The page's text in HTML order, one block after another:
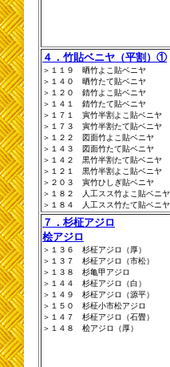
４．竹貼ベニヤ（平割）①
＞１１９ 晒竹よこ貼ベニヤ
＞１４０ 晒竹たて貼ベニヤ
＞１２０ 錆竹よこ貼ベニヤ
＞１４１ 錆竹たて貼ベニヤ
＞１７１ 寅竹半割よこ貼ベニヤ
＞１７３ 寅竹半割たて貼ベニヤ
＞１２２ 図面竹よこ貼ベニヤ
＞１４３ 図面竹たて貼ベニヤ
＞１４２ 黒竹半割たて貼ベニヤ
＞１２１ 黒竹半割よこ貼ベニヤ
＞２０３ 寅竹ひしぎ貼ベニヤ
＞１８２ 人工スス竹よこ貼ベニヤ
＞１８４ 人工スス竹たて貼ベニヤ
７．杉柾アジロ
桧アジロ
＞１３６ 杉柾アジロ（厚）
＞１３７ 杉柾アジロ（市松）
＞１３８ 杉亀甲アジロ
＞１４４ 杉柾アジロ（白）
＞１４９ 杉柾アジロ（源平）
＞１５０ 杉柾小市松アジロ
＞１４７ 杉柾アジロ（石畳）
＞１４８ 桧アジロ（厚）